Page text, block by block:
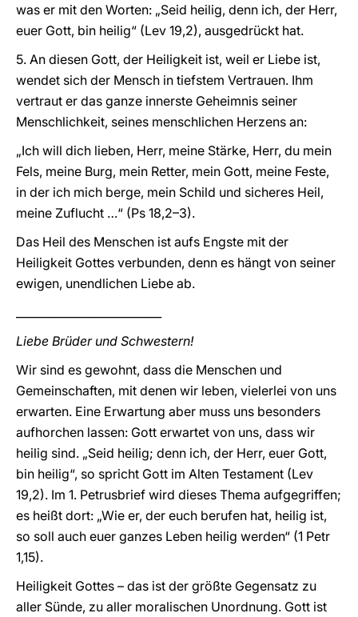
was er mit den Worten: „Seid heilig, denn ich, der Herr,
euer Gott, bin heilig“ (Lev 19,2), ausgedrückt hat.
5. An diesen Gott, der Heiligkeit ist, weil er Liebe ist,
wendet sich der Mensch in tiefstem Vertrauen. Ihm
vertraut er das ganze innerste Geheimnis seiner
Menschlichkeit, seines menschlichen Herzens an:
„Ich will dich lieben, Herr, meine Stärke, Herr, du mein
Fels, meine Burg, mein Retter, mein Gott, meine Feste,
in der ich mich berge, mein Schild und sicheres Heil,
meine Zuflucht …“ (Ps 18,2–3).
Das Heil des Menschen ist aufs Engste mit der
Heiligkeit Gottes verbunden, denn es hängt von seiner
ewigen, unendlichen Liebe ab.
Liebe Brüder und Schwestern!
Wir sind es gewohnt, dass die Menschen und
Gemeinschaften, mit denen wir leben, vielerlei von uns
erwarten. Eine Erwartung aber muss uns besonders
aufhorchen lassen: Gott erwartet von uns, dass wir
heilig sind. „Seid heilig; denn ich, der Herr, euer Gott,
bin heilig“, so spricht Gott im Alten Testament (Lev
19,2). Im 1. Petrusbrief wird dieses Thema aufgegriffen;
es heißt dort: „Wie er, der euch berufen hat, heilig ist,
so soll auch euer ganzes Leben heilig werden“ (1 Petr
1,15).
Heiligkeit Gottes – das ist der größte Gegensatz zu
aller Sünde, zu aller moralischen Unordnung. Gott ist